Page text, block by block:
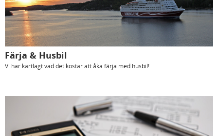
Färja & Husbil
Vi har kartlagt vad det kostar att åka färja med husbil!